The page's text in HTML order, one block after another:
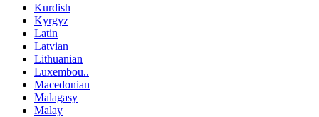
Kurdish
Kyrgyz
Latin
Latvian
Lithuanian
Luxembou..
Macedonian
Malagasy
Malay